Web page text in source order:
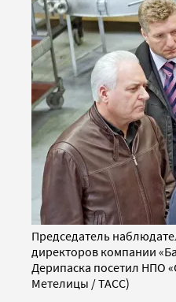
Председатель
директоров компании
Дерипаска посетил НПО
Метелицы / ТАСС)